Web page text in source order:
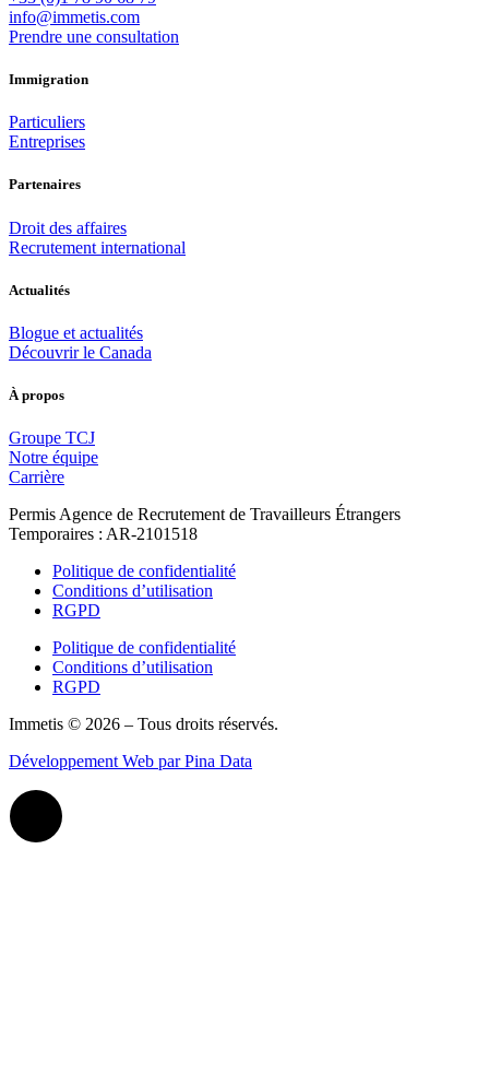
info@immetis.com
Prendre une consultation
Immigration
Particuliers
Entreprises
Partenaires
Droit des affaires
Recrutement international
Actualités
Blogue et actualités
Découvrir le Canada
À propos
Groupe TCJ
Notre équipe
Carrière
Permis Agence de Recrutement de Travailleurs Étrangers
Temporaires : AR-2101518
Politique de confidentialité
Conditions d’utilisation
RGPD
Politique de confidentialité
Conditions d’utilisation
RGPD
Immetis © 2026 – Tous droits réservés.
Développement Web par Pina Data